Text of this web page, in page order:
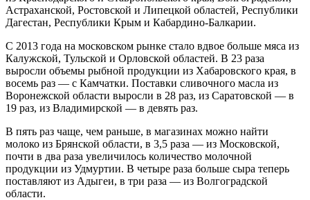
Астраханской, Ростовской и Липецкой областей, Республики
Дагестан, Республики Крым и Кабардино-Балкарии.
С 2013 года на московском рынке стало вдвое больше мяса из
Калужской, Тульской и Орловской областей. В 23 раза
выросли объемы рыбной продукции из Хабаровского края, в
восемь раз — с Камчатки. Поставки сливочного масла из
Воронежской области выросли в 28 раз, из Саратовской — в
19 раз, из Владимирской — в девять раз.
В пять раз чаще, чем раньше, в магазинах можно найти
молоко из Брянской области, в 3,5 раза — из Московской,
почти в два раза увеличилось количество молочной
продукции из Удмуртии. В четыре раза больше сыра теперь
поставляют из Адыгеи, в три раза — из Волгоградской
области.